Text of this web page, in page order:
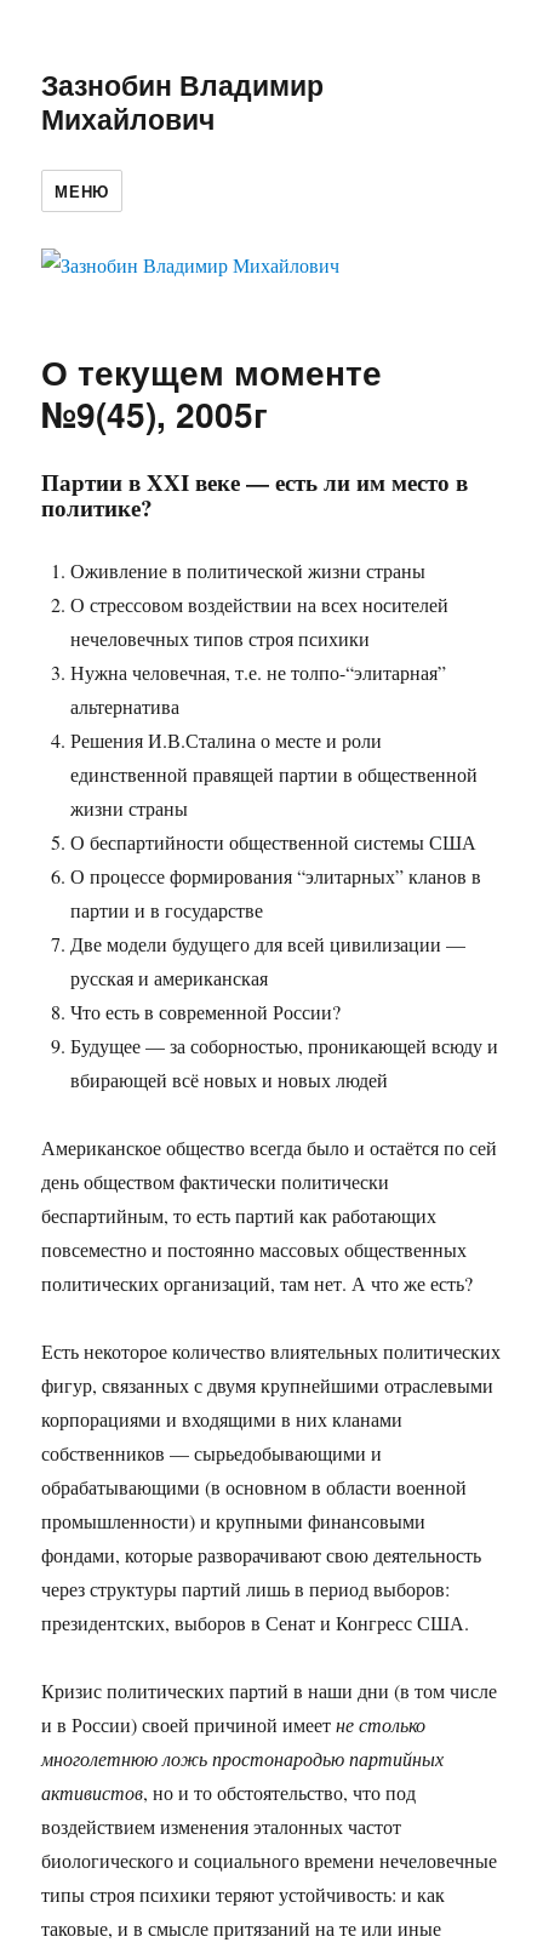
Зазнобин Владимир
Михайлович
МЕНЮ
О текущем моменте
№9(45), 2005г
Партии в XXI веке — есть ли им место в
политике?
Оживление в политической жизни страны
О стрессовом воздействии на всех носителей
нечеловечных типов строя психики
Нужна человечная, т.е. не толпо-“элитарная”
альтернатива
Решения И.В.Сталина о месте и роли
единственной правящей партии в общественной
жизни страны
О беспартийности общественной системы США
О процессе формирования “элитарных” кланов в
партии и в государстве
Две модели будущего для всей цивилизации —
русская и американская
Что есть в современной России?
Будущее — за соборностью, проникающей всюду и
вбирающей всё новых и новых людей
Американское общество всегда было и остаётся по сей
день обществом фактически политически
беспартийным, то есть партий как работающих
повсеместно и постоянно массовых общественных
политических организаций, там нет. А что же есть?
Есть некоторое количество влиятельных политических
фигур, связанных с двумя крупнейшими отраслевыми
корпорациями и входящими в них кланами
собственников — сырьедобывающими и
обрабатывающими (в основном в области военной
промышленности) и крупными финансовыми
фондами, которые разворачивают свою дея­тель­ность
через структуры партий лишь в период выборов:
президентских, выборов в Сенат и Конгресс США.
Кризис политических партий в наши дни (в том числе
и в России) своей причиной имеетне столько
многолетнюю ложь простонародью партийных
активистов, но и то обстоятельство, что под
воздействием изменения эталонных частот
биологического и социального времени нечеловечные
типы строя психики теряют устойчивость: и как
таковые, и в смысле притязаний на те или иные